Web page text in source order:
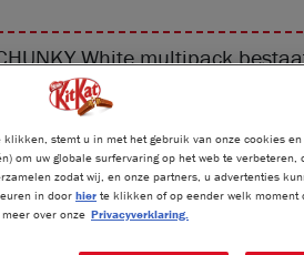
White multipack
van krokante wafel, in
®.
klikken, stemt u in met het gebruik van onze cookies
om uw globale surfervaring op het web te verbeteren,
zodat wij, en onze partners, u advertenties
in door hier te klikken of op eender welk moment
over onze Privacyverklaring.